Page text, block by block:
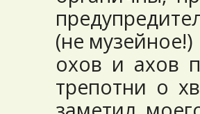
(не
охов и ахов
трепотни о